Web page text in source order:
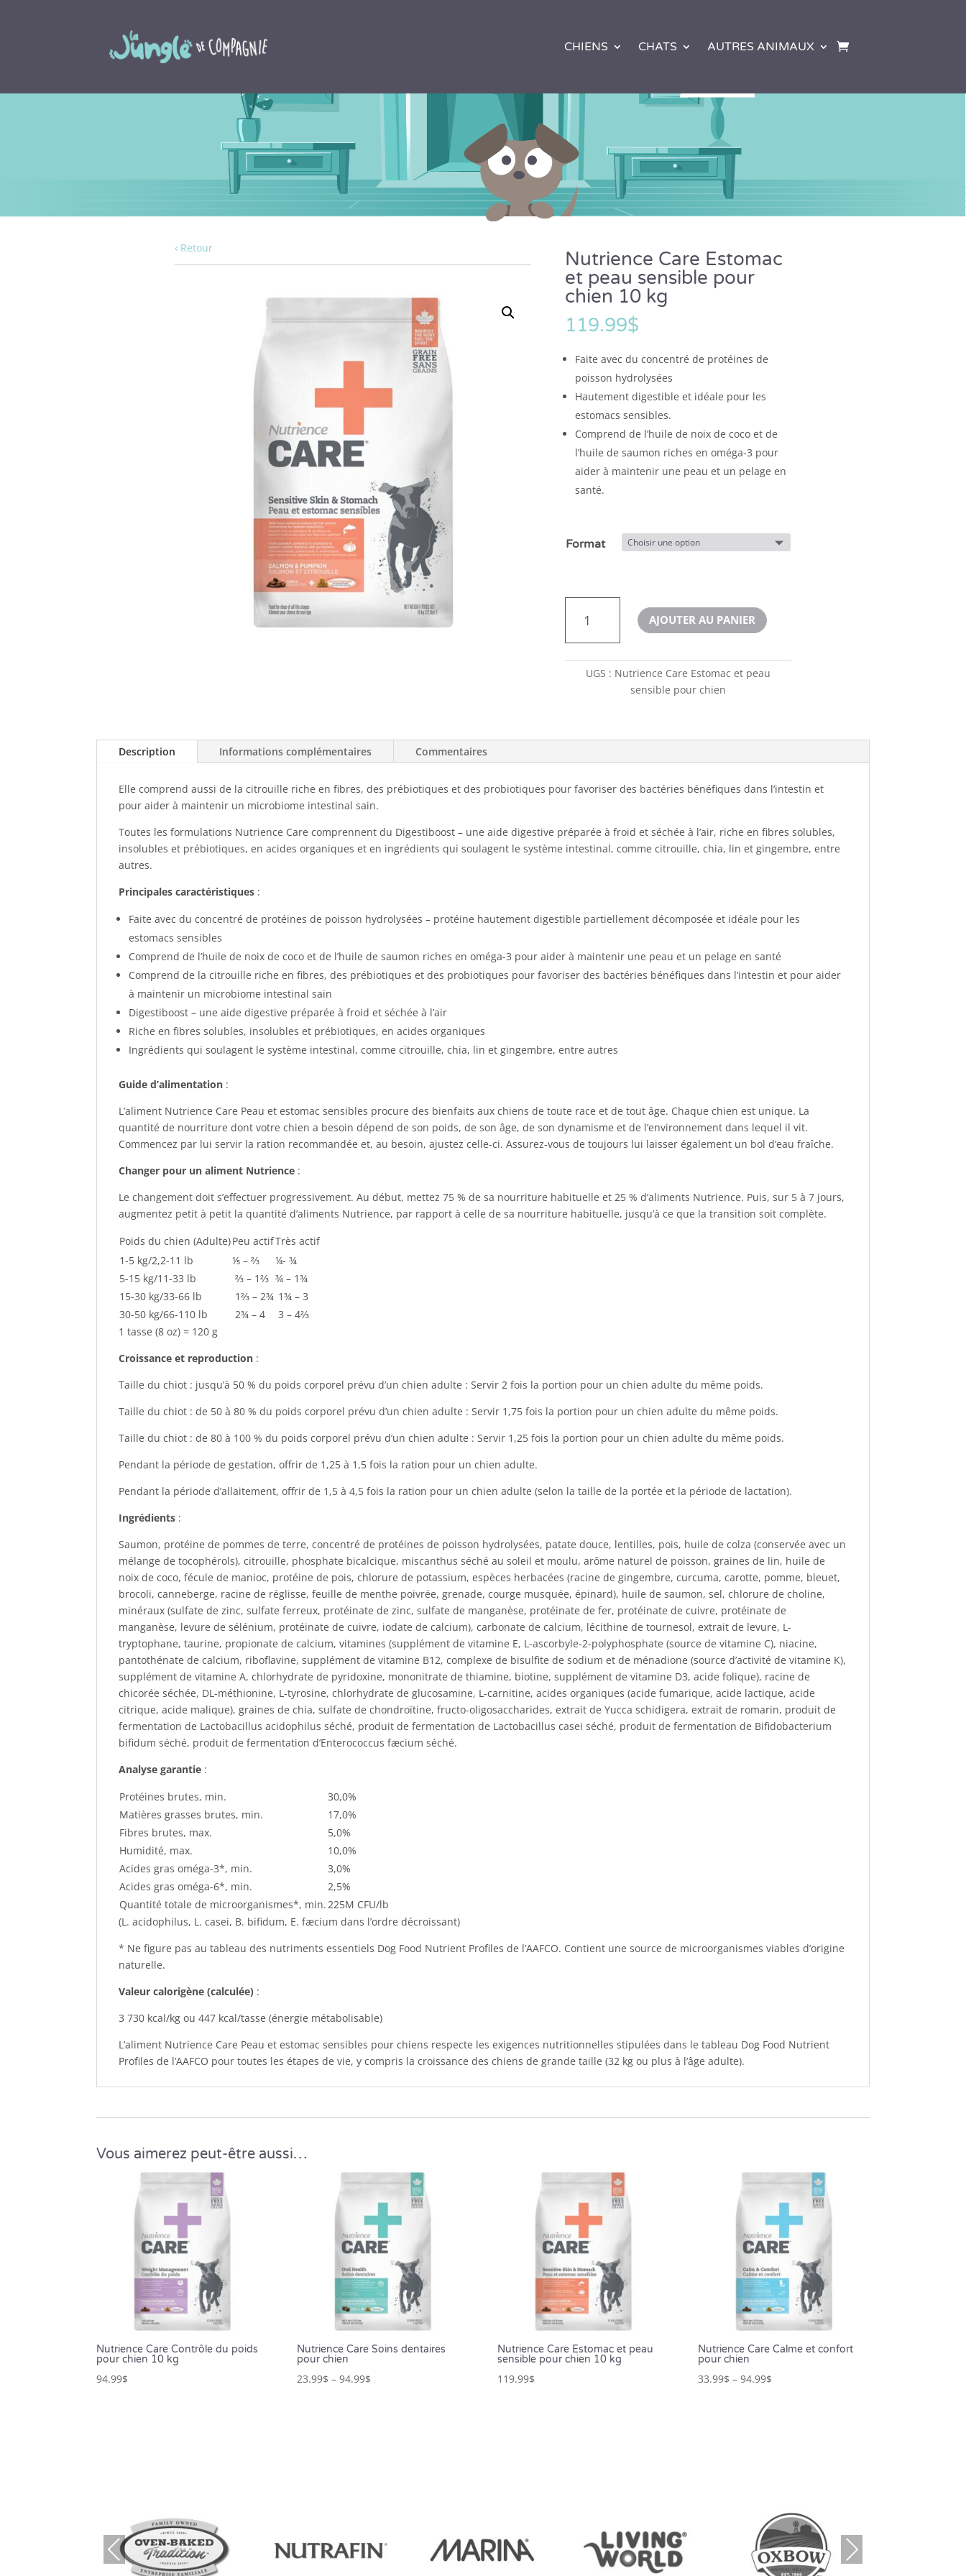
CHIENS CHATS AUTRES ANIMAUX
‹ Retour
Nutrience Care Estomac
et peau sensible pour
chien 10 kg
119.99$
Faite avec du concentré de protéines de
poisson hydrolysées
Hautement digestible et idéale pour les
estomacs sensibles.
Comprend de l’huile de noix de coco et de
l’huile de saumon riches en oméga-3 pour
aider à maintenir une peau et un pelage en
santé.
Format
Estomac
pour
kg
AJOUTER AU PANIER
UGS : Nutrience Care Estomac et peau
sensible pour chien
Description Informations complémentaires Commentaires
Elle comprend aussi de la citrouille riche en fibres, des prébiotiques et des probiotiques pour favoriser des bactéries bénéfiques dans l’intestin et
pour aider à maintenir un microbiome intestinal sain.
Toutes les formulations Nutrience Care comprennent du Digestiboost – une aide digestive préparée à froid et séchée à l’air, riche en fibres solubles,
insolubles et prébiotiques, en acides organiques et en ingrédients qui soulagent le système intestinal, comme citrouille, chia, lin et gingembre, entre
autres.
Principales caractéristiques :
Faite avec du concentré de protéines de poisson hydrolysées – protéine hautement digestible partiellement décomposée et idéale pour les
estomacs sensibles
Comprend de l’huile de noix de coco et de l’huile de saumon riches en oméga-3 pour aider à maintenir une peau et un pelage en santé
Comprend de la citrouille riche en fibres, des prébiotiques et des probiotiques pour favoriser des bactéries bénéfiques dans l’intestin et pour aider
à maintenir un microbiome intestinal sain
Digestiboost – une aide digestive préparée à froid et séchée à l’air
Riche en fibres solubles, insolubles et prébiotiques, en acides organiques
Ingrédients qui soulagent le système intestinal, comme citrouille, chia, lin et gingembre, entre autres
Guide d’alimentation :
L’aliment Nutrience Care Peau et estomac sensibles procure des bienfaits aux chiens de toute race et de tout âge. Chaque chien est unique. La
quantité de nourriture dont votre chien a besoin dépend de son poids, de son âge, de son dynamisme et de l’environnement dans lequel il vit.
Commencez par lui servir la ration recommandée et, au besoin, ajustez celle-ci. Assurez-vous de toujours lui laisser également un bol d’eau fraîche.
Changer pour un aliment Nutrience :
Le changement doit s’effectuer progressivement. Au début, mettez 75 % de sa nourriture habituelle et 25 % d’aliments Nutrience. Puis, sur 5 à 7 jours,
augmentez petit à petit la quantité d’aliments Nutrience, par rapport à celle de sa nourriture habituelle, jusqu’à ce que la transition soit complète.
Poids du chien (Adulte)Peu actifTrès actif
1-5 kg/2,2-11 lb
⅕ – ⅔
¼- ¾
5-15 kg/11-33 lb
⅔ – 1⅔ ¾ – 1¾
15-30 kg/33-66 lb
1⅔ – 2¾ 1¾ – 3
30-50 kg/66-110 lb
2¾ – 4
3 – 4⅔
1 tasse (8 oz) = 120 g
Croissance et reproduction :
Taille du chiot : jusqu’à 50 % du poids corporel prévu d’un chien adulte : Servir 2 fois la portion pour un chien adulte du même poids.
Taille du chiot : de 50 à 80 % du poids corporel prévu d’un chien adulte : Servir 1,75 fois la portion pour un chien adulte du même poids.
Taille du chiot : de 80 à 100 % du poids corporel prévu d’un chien adulte : Servir 1,25 fois la portion pour un chien adulte du même poids.
Pendant la période de gestation, offrir de 1,25 à 1,5 fois la ration pour un chien adulte.
Pendant la période d’allaitement, offrir de 1,5 à 4,5 fois la ration pour un chien adulte (selon la taille de la portée et la période de lactation).
Ingrédients :
Saumon, protéine de pommes de terre, concentré de protéines de poisson hydrolysées, patate douce, lentilles, pois, huile de colza (conservée avec un
mélange de tocophérols), citrouille, phosphate bicalcique, miscanthus séché au soleil et moulu, arôme naturel de poisson, graines de lin, huile de
noix de coco, fécule de manioc, protéine de pois, chlorure de potassium, espèces herbacées (racine de gingembre, curcuma, carotte, pomme, bleuet,
brocoli, canneberge, racine de réglisse, feuille de menthe poivrée, grenade, courge musquée, épinard), huile de saumon, sel, chlorure de choline,
minéraux (sulfate de zinc, sulfate ferreux, protéinate de zinc, sulfate de manganèse, protéinate de fer, protéinate de cuivre, protéinate de
manganèse, levure de sélénium, protéinate de cuivre, iodate de calcium), carbonate de calcium, lécithine de tournesol, extrait de levure, L-
tryptophane, taurine, propionate de calcium, vitamines (supplément de vitamine E, L-ascorbyle-2-polyphosphate (source de vitamine C), niacine,
pantothénate de calcium, riboflavine, supplément de vitamine B12, complexe de bisulfite de sodium et de ménadione (source d’activité de vitamine K),
supplément de vitamine A, chlorhydrate de pyridoxine, mononitrate de thiamine, biotine, supplément de vitamine D3, acide folique), racine de
chicorée séchée, DL-méthionine, L-tyrosine, chlorhydrate de glucosamine, L-carnitine, acides organiques (acide fumarique, acide lactique, acide
citrique, acide malique), graines de chia, sulfate de chondroïtine, fructo-oligosaccharides, extrait de Yucca schidigera, extrait de romarin, produit de
fermentation de Lactobacillus acidophilus séché, produit de fermentation de Lactobacillus casei séché, produit de fermentation de Bifidobacterium
bifidum séché, produit de fermentation d’Enterococcus fæcium séché.
Analyse garantie :
Protéines brutes, min.
30,0%
Matières grasses brutes, min.
17,0%
Fibres brutes, max.
5,0%
Humidité, max.
10,0%
Acides gras oméga-3*, min.
3,0%
Acides gras oméga-6*, min.
2,5%
Quantité totale de microorganismes*, min.225M CFU/lb
(L. acidophilus, L. casei, B. bifidum, E. fæcium dans l’ordre décroissant)
* Ne figure pas au tableau des nutriments essentiels Dog Food Nutrient Profiles de l’AAFCO. Contient une source de microorganismes viables d’origine
naturelle.
Valeur calorigène (calculée) :
3 730 kcal/kg ou 447 kcal/tasse (énergie métabolisable)
L’aliment Nutrience Care Peau et estomac sensibles pour chiens respecte les exigences nutritionnelles stipulées dans le tableau Dog Food Nutrient
Profiles de l’AAFCO pour toutes les étapes de vie, y compris la croissance des chiens de grande taille (32 kg ou plus à l’âge adulte).
Vous aimerez peut-être aussi…
Nutrience Care Contrôle du poids
pour chien 10 kg
94.99$
Nutrience Care Soins dentaires
pour chien
23.99$ –94.99$
Nutrience Care Estomac et peau
sensible pour chien 10 kg
119.99$
Nutrience Care Calme et confort
pour chien
33.99$ –94.99$
Prev
ious
Nex
t